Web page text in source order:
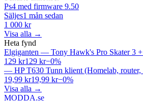
Ps4 med firmware 9.50
Säljes1 mån sedan
1 000 kr
Visa alla →
Heta fynd
Elgiganten — Tony Hawk's Pro Skater 3
129 kr129 kr−0%
— HP T630 Tunn klient (Homelab,
19,99 kr19,99 kr−0%
Visa alla →
MODDA.se